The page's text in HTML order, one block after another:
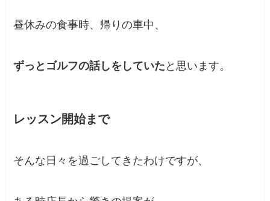
昼休みの食事時、帰りの車中、
ずっとゴルフの話しをしていた と思います。
レッスン開始まで
そんな日々を過ごしてきたわけですが、